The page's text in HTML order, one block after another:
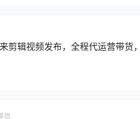
剪辑视频发布，全程代运营带货，
员